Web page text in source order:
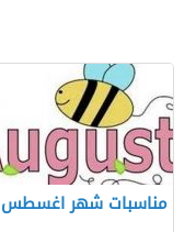
مناسبات شهر اغسطس